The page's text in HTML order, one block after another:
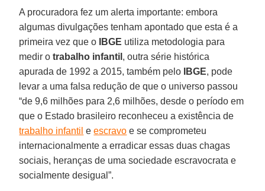
A procuradora fez um alerta importante: embora
algumas divulgações tenham apontado que esta é a
primeira vez que o
IBGE utiliza metodologia para
medir otrabalho infantil , outra série histórica
apurada de 1992 a 2015, também pelo
IBGE, pode
levar a uma falsa redução de que o universo passou
“de 9,6 milhões para 2,6 milhões, desde o período em
que o Estado brasileiro reconheceu a existência de
trabalho infantil eescravo e se comprometeu
internacionalmente a erradicar essas duas chagas
sociais, heranças de uma sociedade escravocrata e
socialmente desigual”.